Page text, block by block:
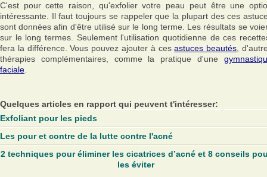
C'est pour cette raison, qu'exfolier votre peau peut être une
intéressante. Il faut toujours se rappeler que la plupart des ces
sont données afin d'être utilisé sur le long terme. Les résultats se
sur le long termes. Seulement l'utilisation quotidienne de ces
fera la différence. Vous pouvez ajouter à cesastuces beautés ,
thérapies complémentaires, comme la pratique d'une
faciale
Quelques articles en rapport qui peuvent t'intéresser:
Exfoliant pour les pieds
Les pour et contre de la lutte contre l'acné
2 techniques pour éliminer les cicatrices d’acné et 8 conseils
les éviter